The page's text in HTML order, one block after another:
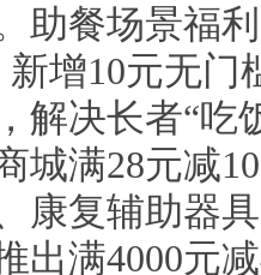
助餐场景福
增10元无
解决长者“吃
城满28元减
康复辅助器
出满4000元